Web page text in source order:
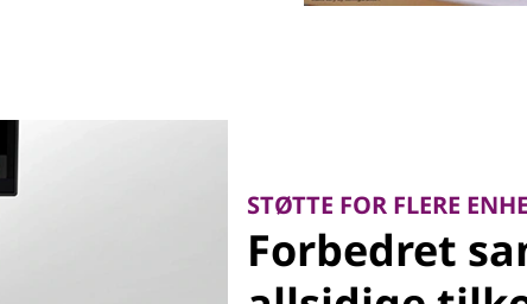
STØTTE FOR FLERE
Forbedret